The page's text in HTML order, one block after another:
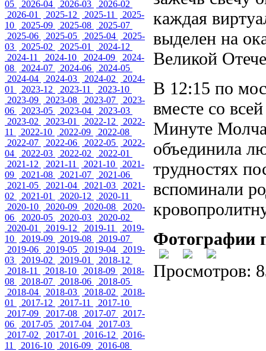
05
2026-04 2026-03
2026-02
2026-01
2025-12 2025-11
2025-
10
2025-09 2025-08
2025-07
2025-06
2025-05 2025-04
2025-
03
2025-02 2025-01
2024-12
2024-11
2024-10 2024-09
2024-
08
2024-07 2024-06
2024-05
2024-04
2024-03 2024-02
2024-
01
2023-12 2023-11
2023-10
2023-09
2023-08 2023-07
2023-
06
2023-05 2023-04
2023-03
2023-02
2023-01 2022-12
2022-
11
2022-10 2022-09
2022-08
2022-07
2022-06 2022-05
2022-
04
2022-03 2022-02
2022-01
2021-12
2021-11 2021-10
2021-
09
2021-08 2021-07
2021-06
2021-05
2021-04 2021-03
2021-
02
2021-01 2020-12
2020-11
2020-10
2020-09 2020-08
2020-
06
2020-05 2020-03
2020-02
2020-01
2019-12 2019-11
2019-
10
2019-09 2019-08
2019-07
2019-06
2019-05 2019-04
2019-
03
2019-02 2019-01
2018-12
2018-11
2018-10 2018-09
2018-
08
2018-07 2018-06
2018-05
2018-04
2018-03 2018-02
2018-
01
2017-12 2017-11
2017-10
2017-09
2017-08 2017-07
2017-
06
2017-05 2017-04
2017-03
2017-02
2017-01 2016-12
2016-
11
2016-10 2016-09 2016-08
каждая
выделен на
Великой
В 12:15 по
вместе со
Минуте
объединила
трудностях
вспоминали
Фотографии
Просмотров: